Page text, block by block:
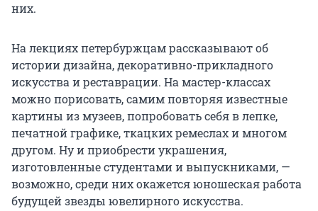
них.
На лекциях петербуржцам рассказывают об
истории дизайна, декоративно-прикладного
искусства и реставрации. На мастер-классах
можно порисовать, самим повторяя известные
картины из музеев, попробовать себя в лепке,
печатной графике, ткацких ремеслах и многом
другом. Ну и приобрести украшения,
изготовленные студентами и выпускниками, —
возможно, среди них окажется юношеская работа
будущей звезды ювелирного искусства.